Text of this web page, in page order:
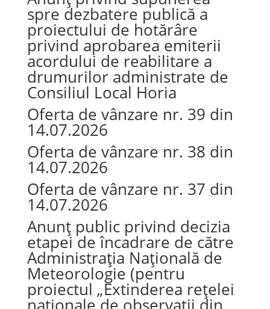
spre dezbatere publică a
proiectului de hotărâre
privind aprobarea emiterii
acordului de reabilitare a
drumurilor administrate de
Consiliul Local Horia
Oferta de vânzare nr. 39 din
14.07.2026
Oferta de vânzare nr. 38 din
14.07.2026
Oferta de vânzare nr. 37 din
14.07.2026
Anunț public privind decizia
etapei de încadrare de către
Administrația Națională de
Meteorologie (pentru
proiectul „Extinderea rețelei